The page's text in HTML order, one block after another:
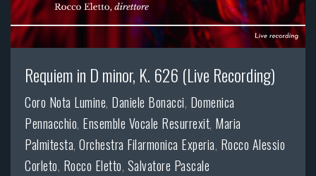
Requiem in D minor, K. 626 (Live Recording)
Coro Nota Lumine, Daniele Bonacci, Domenica
Pennacchio, Ensemble Vocale Resurrexit, Maria
Palmitesta, Orchestra Filarmonica Experia, Rocco Alessio
Corleto, Rocco Eletto, Salvatore Pascale